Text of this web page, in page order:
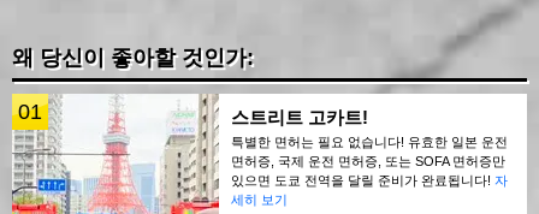
왜 당신이 좋아할 것인가:
01 스트리트 고카트!
특별한 면허는 필요 없습니다! 유효한 일본 운전
면허증, 국제 운전 면허증, 또는 SOFA 면허증만
있으면 도쿄 전역을 달릴 준비가 완료됩니다! 자
세히 보기